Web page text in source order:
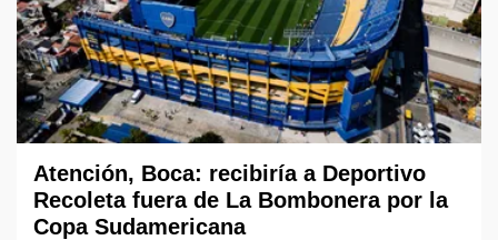
Atención, Boca: recibiría a Deportivo
Recoleta fuera de La Bombonera por la
Copa Sudamericana